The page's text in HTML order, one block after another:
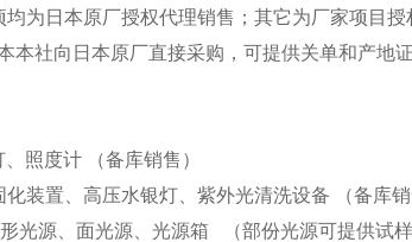
为日本原厂授权代理销售；其它为厂家项目授
本社向日本原厂直接采购，可提供关单和产地证
照度计 （备库销售）
装置、高压水银灯、紫外光清洗设备 （备库销
源、面光源、光源箱 （部份光源可提供试样